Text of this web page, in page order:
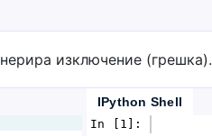
изключение (грешка).
IPython Shell
In [1]: